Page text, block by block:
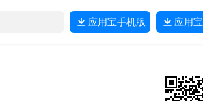
应用宝手机版 应用宝